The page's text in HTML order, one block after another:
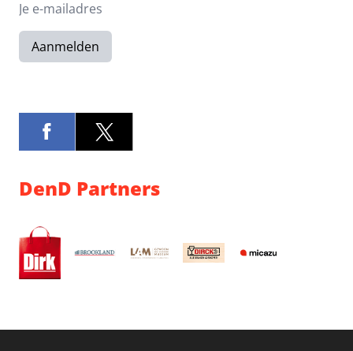
Aanmelden
DenD Partners